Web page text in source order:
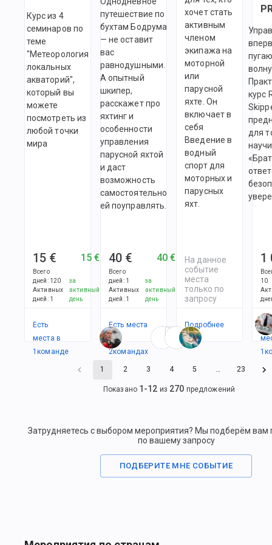
Курс из 4
семинаров по
теме
"Метеорология
локальных
акваторий",
который вы
можете
посмотреть из
любой точки
мира
15 €
Всего
дней: 120
Активных
дней: 1
15 €
за
активный
день
Есть
места в
1командe
путешествие по
бухтам Бодрума
— не оставит
вас
равнодушными.
А опытный
шкипер,
расскажет про
яхтинг и
особенности
управления
парусной яхтой
и даст
возможность
самостоятельно
ей поуправлять.
40 €
Всего
дней: 1
Активных
дней: 1
40 €
за
активный
день
Есть места
в
2командах
хочет стать
активным
членом
экипажа на
моторной
или
парусной
яхте. Он
включает в
себя
Введение в
водный
спорт для
моторных и
парусных
яхт.
На данное
событие
места
только по
запросу
Подробнее
курс
для
1
10
1
1 2 3 4 5 … 23
Показано 1 -12 из 270 предложений
Затрудняетесь с выбором мероприятия? Мы подберём вам
по вашему запросу
ПОДБЕРИТЕ МНЕ СОБЫТИЕ